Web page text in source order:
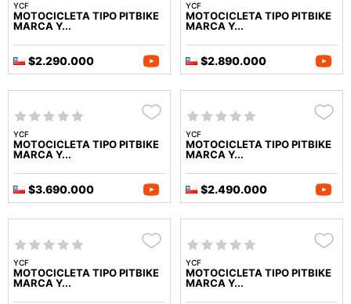
YCF
MOTOCICLETA TIPO PITBIKE
MARCA Y...
$2.290.000
YCF
MOTOCICLETA TIPO PITBIKE
MARCA Y...
$2.890.000
YCF
MOTOCICLETA TIPO PITBIKE
MARCA Y...
$3.690.000
YCF
MOTOCICLETA TIPO PITBIKE
MARCA Y...
$2.490.000
YCF
MOTOCICLETA TIPO PITBIKE
MARCA Y...
YCF
MOTOCICLETA TIPO PITBIKE
MARCA Y...